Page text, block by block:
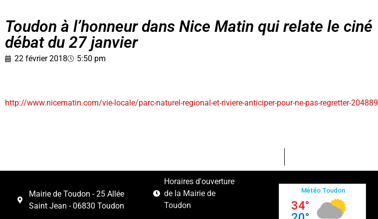
Toudon à l’honneur dans Nice Matin qui relate le ciné
débat du 27 janvier
22 février 2018 5:50 pm
http://www.nicematin.com/vie-locale/parc-naturel-regional-et-riviere-anticiper-pour-ne-pas-regretter-204889
Mairie de Toudon - 25 Allée
Saint Jean - 06830 Toudon
Horaires d'ouverture
de la Mairie de
Toudon